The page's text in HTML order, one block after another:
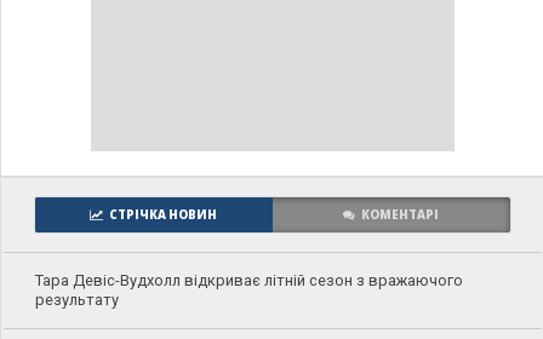
СТРІЧКА НОВИН КОМЕНТАРІ
Тара Девіс-Вудхолл відкриває літній сезон з вражаючого
результату